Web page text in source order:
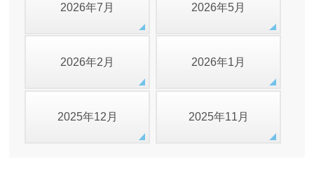
2026年7月 2026年5月
2026年2月 2026年1月
2025年12月 2025年11月